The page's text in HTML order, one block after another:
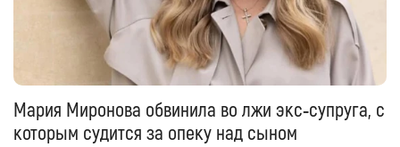
Мария Миронова обвинила во лжи экс‑супруга, с
которым судится за опеку над сыном